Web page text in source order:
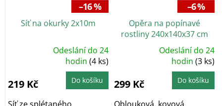
–16 %
Síť na okurky 2x10m
4,8
z
5
Odeslání do 24
hodin(4 ks)
219 Kč Do košíku
–6 %
Opěra na popínavé
rostliny 240x140x37 cm
5,0
z
5
Odeslání do 24
hodin(3 ks)
299 Kč Do košíku